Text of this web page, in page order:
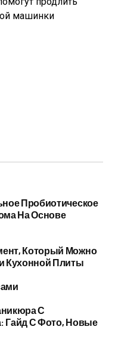
Пробиотическое
На Основе
Который Можно
Кухонной Плиты
С
Гайд С Фото, Новые